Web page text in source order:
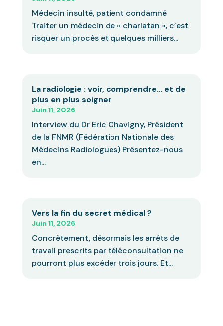
Médecin insulté, patient condamné
Traiter un médecin de « charlatan », c’est
risquer un procès et quelques milliers...
La radiologie : voir, comprendre… et de
plus en plus soigner
Juin 11, 2026
Interview du Dr Eric Chavigny, Président
de la FNMR (Fédération Nationale des
Médecins Radiologues) Présentez-nous
en...
Vers la fin du secret médical ?
Juin 11, 2026
Concrètement, désormais les arrêts de
travail prescrits par téléconsultation ne
pourront plus excéder trois jours. Et...